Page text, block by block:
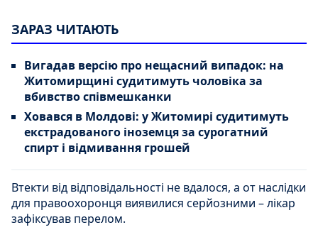
ЗАРАЗ ЧИТАЮТЬ
Вигадав версію про нещасний випадок: на
Житомирщині судитимуть чоловіка за
вбивство співмешканки
Ховався в Молдові: у Житомирі судитимуть
екстрадованого іноземця за сурогатний
спирт і відмивання грошей
Втекти від відповідальності не вдалося, а от наслідки
для правоохоронця виявилися серйозними – лікар
зафіксував перелом.